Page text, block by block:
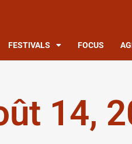
FESTIVALS FOCUS
14,